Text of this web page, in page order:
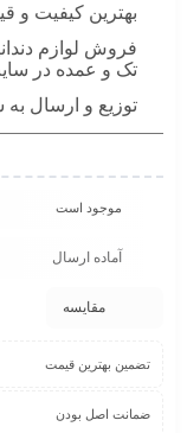
بهترین کیفیت و
فروش لوازم
تک و عمده در
توزیع و ارسال به
موجود است
آماده ارسال
مقایسه
تضمین بهترین قیمت
ضمانت اصل بودن